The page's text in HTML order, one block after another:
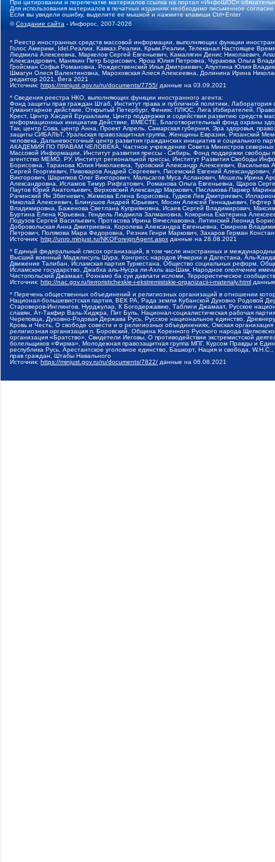
При цитировании и перепечатке материалов ссылка на портал «ИнфоШОС»
Для использования материалов в печатных изданиях необходимо письменное
Если вы увидели ошибку, выделите ее мышкой и нажмите клавиши Ctrl+Enter
©Создание сайта - Инфорос, 2007-2026
* Реестр иностранных средств массовой информации, выполняющих функции
Голос Америки, Idel.Реалии, Кавказ.Реалии, Крым.Реалии, Телеканал Настоящее
Людмила Алексеевна, Маркелов Сергей Евгеньевич, Камалягин Денис Николаевич,
Александрович, Маняхин Петр Борисович, Ярош Юлия Петровна, Чуракова Ольга
Гройсман Софья Романовна, Рождественский Илья Дмитриевич, Апухтина Юлия
Шмагун Олеся Валентиновна, Мароховская Алеся Алексеевна, Долинина Ирина
редактор 2021, Вега 2021
Источник: https://minjust.gov.ru/ru/documents/7755/ данные на 03.09.2021
* Сведения реестра НКО, выполняющих функции иностранного агента:
Фонд защиты прав граждан Штаб, Институт права и публичной политики,
Гуманитарное действие, Открытый Петербург, Феникс ПЛЮС, Лига Избирателей,
Крест, Центр Хасдей Ерушалаим, Центр поддержки и содействия развитию средств
информационных инициатив Действие, ВМЕСТЕ, Благотворительный фонд охраны
Так, центр Сова, центр Анна, Проект Апрель, Самарская губерния, Эра здоровья,
защиты СИБАЛЬТ, Уральская правозащитная группа, Женщины Евразии, Рязанский
человека, Дальневосточный центр развития гражданских инициатив и социального
АКАДЕМИЯ ПО ПРАВАМ ЧЕЛОВЕКА, Частное учреждение Совета Министров северных
Массовой Информации, Институт развития прессы - Сибирь, Фонд поддержки
агентство МЕМО. РУ, Институт региональной прессы, Институт Развития Свободы
Борисовна, Таранова Юлия Николаевна, Туровский Александр Алексеевич,
Сергей Георгиевич, Пивоваров Андрей Сергеевич, Писемский Евгений
Викторович, Шарипков Олег Викторович, Мальсагов Муса Асланович, Мошель Ирина
Александровна, Исламов Тимур Рифгатович, Романова Ольга Евгеньевна, Щаров
Паутов Юрий Анатольевич, Верховский Александр Маркович, Пислакова-Паркер
Рачинский Ян Збигневич, Жемкова Елена Борисовна, Гудков Лев Дмитриевич,
Николай Алексеевич, Блинушов Андрей Юрьевич, Мосин Алексей Геннадьевич,
Владимировна, Баженова Светлана Куприяновна, Исаев Сергей Владимирович,
Буртина Елена Юрьевна, Гендель Людмила Залмановна, Кокорина Екатерина
Подузов Сергей Васильевич, Протасова Ирина Вячеславовна, Литинский Леонид
Добровольская Анна Дмитриевна, Королева Александра Евгеньевна, Смирнов
Петрович, Полякова Мара Федоровна, Резник Генри Маркович, Захаров Герман
Источник: http://unro.minjust.ru/NKOForeignAgent.aspx данные на 28.08.2021
* Единый федеральный список организаций, в том числе иностранных и
Высший военный Маджлисуль Шура, Конгресс народов Ичкерии и Дагестана, Аль-
Движение Талибан, Исламская партия Туркестана, Общество социальных реформ,
Исламское государство, Джабха аль-Нусра ли-Ахль аш-Шам, Народное ополчение
Чистопольский Джамаат, Рохнамо ба суи давлати исломи, Террористическое
Источник: http://nac.gov.ru/terroristicheskie-i-ekstremistskie-organizacii-i-materialy.html
* Перечень общественных объединений и религиозных организаций в отношении
Национал-большевистская партия, ВЕК РА, Рада земли Кубанской Духовно Родовой
Староверов-Инглингов, Нурджулар, К Богодержавию, Таблиги Джамаат, Русское
славян, Ат-Такфир Валь-Хиджра, Пит Буль, Национал-социалистическая рабочая
Череповца, Духовно-Родовая Держава Русь, Русское национальное единство,
Кровь и Честь, О свободе совести и о религиозных объединениях, Омская
религиозная организация п. Боровский, Община Коренного Русского народа
организация «Братство», Свидетели Иеговы, О противодействии экстремистской
болельщиков «Фирма», Молодежная правозащитная группа МПГ, Курсом Правды и
республика Русь, Арестантское уголовное единство, Башкорт, Нация и свобода,
прав граждан, Штабы Навального
Источник: https://minjust.gov.ru/ru/documents/7822/ данные на 06.08.2021